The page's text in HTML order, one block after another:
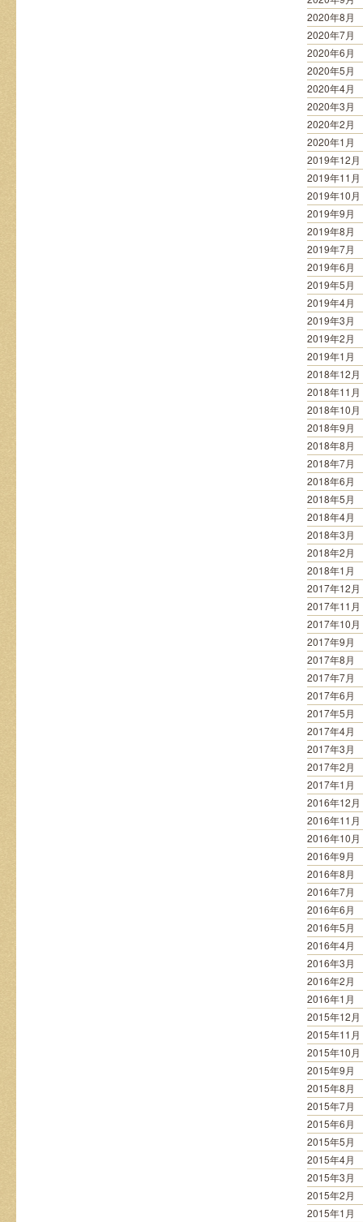
2020年8月
2020年7月
2020年6月
2020年5月
2020年4月
2020年3月
2020年2月
2020年1月
2019年12月
2019年11月
2019年10月
2019年9月
2019年8月
2019年7月
2019年6月
2019年5月
2019年4月
2019年3月
2019年2月
2019年1月
2018年12月
2018年11月
2018年10月
2018年9月
2018年8月
2018年7月
2018年6月
2018年5月
2018年4月
2018年3月
2018年2月
2018年1月
2017年12月
2017年11月
2017年10月
2017年9月
2017年8月
2017年7月
2017年6月
2017年5月
2017年4月
2017年3月
2017年2月
2017年1月
2016年12月
2016年11月
2016年10月
2016年9月
2016年8月
2016年7月
2016年6月
2016年5月
2016年4月
2016年3月
2016年2月
2016年1月
2015年12月
2015年11月
2015年10月
2015年9月
2015年8月
2015年7月
2015年6月
2015年5月
2015年4月
2015年3月
2015年2月
2015年1月